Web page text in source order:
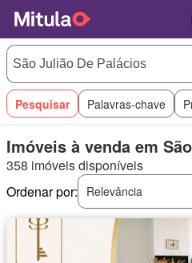
Pesquisar Palavras-chave
Imóveis à venda em
358 imóveis disponíveis
Ordenar por:
Relevância